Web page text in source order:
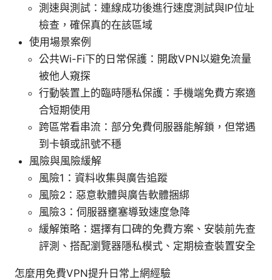
測速與測試：連線成功後進行速度測試與IP位址
檢查，確保真的在該區域
使用場景案例
公共Wi-Fi下的日常保護：開啟VPN以避免流量
被他人窺探
行動裝置上的臨時隱私保護：手機端免費方案適
合短期使用
跨區常看串流：部分免費伺服器能解鎖，但常遇
到卡頓或訊號不穩
風險與風險緩解
風險1：資料收集與廣告追蹤
風險2：惡意軟體與廣告軟體捆綁
風險3：伺服器壅塞導致速度急降
緩解策略：選擇有口碑的免費方案、安裝前先查
評測、搭配瀏覽器隱私模式、定期檢查裝置安全
怎麼用免費VPN提升日常上網經驗